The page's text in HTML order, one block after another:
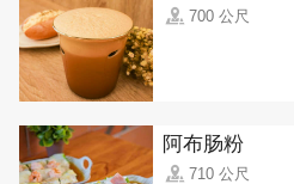
700 公尺
阿布肠粉
710 公尺